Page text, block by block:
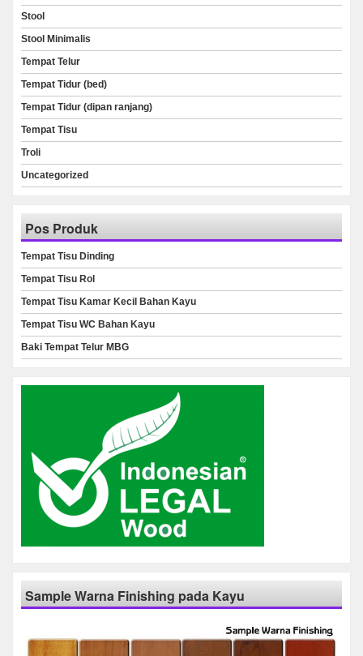
Stool
Stool Minimalis
Tempat Telur
Tempat Tidur (bed)
Tempat Tidur (dipan ranjang)
Tempat Tisu
Troli
Uncategorized
Pos Produk
Tempat Tisu Dinding
Tempat Tisu Rol
Tempat Tisu Kamar Kecil Bahan Kayu
Tempat Tisu WC Bahan Kayu
Baki Tempat Telur MBG
Sample Warna Finishing pada Kayu